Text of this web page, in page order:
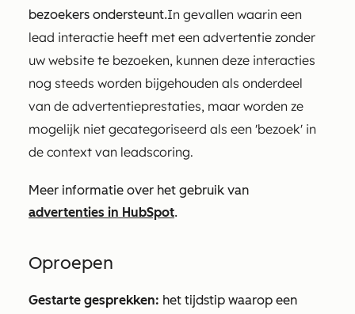
bezoekers ondersteunt.In gevallen waarin een
lead interactie heeft met een advertentie zonder
uw website te bezoeken, kunnen deze interacties
nog steeds worden bijgehouden als onderdeel
van de advertentieprestaties, maar worden ze
mogelijk niet gecategoriseerd als een 'bezoek' in
de context van leadscoring.
Meer informatie over het gebruik van
advertenties in HubSpot.
Oproepen
Gestarte gesprekken: het tijdstip waarop een